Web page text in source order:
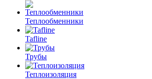
Теплообменники
Tafline
Трубы
Теплоизоляция